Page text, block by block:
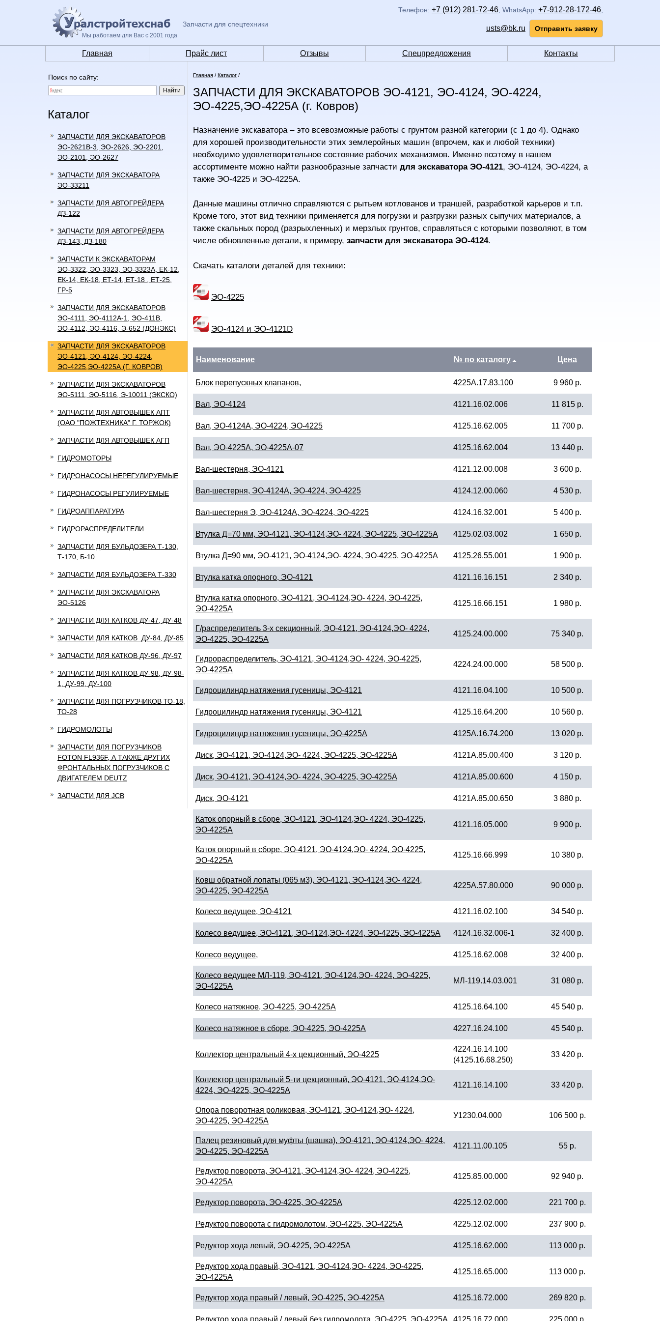
Мы работаем для Вас с 2001 года
Запчасти для спецтехники
Телефон: +7 (912) 281-72-46 WhatsApp: +7-912-28-172-46
usts@bk.ru Отправить заявку
Главная Прайс лист Отзывы Спецпредложения Контакты
Поиск по сайту:
Каталог
ЗАПЧАСТИ ДЛЯ ЭКСКАВАТОРОВ
ЭО-2621В-3, ЭО-2626, ЭО-2201,
ЭО-2101, ЭО-2627
ЗАПЧАСТИ ДЛЯ ЭКСКАВАТОРА
ЭО-33211
ЗАПЧАСТИ ДЛЯ АВТОГРЕЙДЕРА
ДЗ-122
ЗАПЧАСТИ ДЛЯ АВТОГРЕЙДЕРА
ДЗ-143, ДЗ-180
ЗАПЧАСТИ К ЭКСКАВАТОРАМ
ЭО-3322, ЭО-3323, ЭО-3323А, ЕК-12,
ЕК-14, ЕК-18, ЕТ-14, ЕТ-18 , ЕТ-25,
ГР-5
ЗАПЧАСТИ ДЛЯ ЭКСКАВАТОРОВ
ЭО-4111, ЭО-4112А-1, ЭО-411В,
ЭО-4112, ЭО-4116, Э-652 (ДОНЭКС)
ЗАПЧАСТИ ДЛЯ ЭКСКАВАТОРОВ
ЭО-4121, ЭО-4124, ЭО-4224,
ЭО-4225,ЭО-4225А (Г. КОВРОВ)
ЗАПЧАСТИ ДЛЯ ЭКСКАВАТОРОВ
ЭО-5111, ЭО-5116, Э-10011 (ЭКСКО)
ЗАПЧАСТИ ДЛЯ АВТОВЫШЕК АПТ
(ОАО "ПОЖТЕХНИКА" Г. ТОРЖОК)
ЗАПЧАСТИ ДЛЯ АВТОВЫШЕК АГП
ГИДРОМОТОРЫ
ГИДРОНАСОСЫ НЕРЕГУЛИРУЕМЫЕ
ГИДРОНАСОСЫ РЕГУЛИРУЕМЫЕ
ГИДРОАППАРАТУРА
ГИДРОРАСПРЕДЕЛИТЕЛИ
ЗАПЧАСТИ ДЛЯ БУЛЬДОЗЕРА Т-130,
Т-170, Б-10
ЗАПЧАСТИ ДЛЯ БУЛЬДОЗЕРА Т-330
ЗАПЧАСТИ ДЛЯ ЭКСКАВАТОРА
ЭО-5126
ЗАПЧАСТИ ДЛЯ КАТКОВ ДУ-47, ДУ-48
ЗАПЧАСТИ ДЛЯ КАТКОВ ДУ-84, ДУ-85
ЗАПЧАСТИ ДЛЯ КАТКОВ ДУ-96, ДУ-97
ЗАПЧАСТИ ДЛЯ КАТКОВ ДУ-98, ДУ-98-
1, ДУ-99, ДУ-100
ЗАПЧАСТИ ДЛЯ ПОГРУЗЧИКОВ ТО-18,
ТО-28
ГИДРОМОЛОТЫ
ЗАПЧАСТИ ДЛЯ ПОГРУЗЧИКОВ
FOTON FL936F, А ТАКЖЕ ДРУГИХ
ФРОНТАЛЬНЫХ ПОГРУЗЧИКОВ С
ДВИГАТЕЛЕМ DEUTZ
ЗАПЧАСТИ ДЛЯ JCB
Главная / Каталог /
ЗАПЧАСТИ ДЛЯ ЭКСКАВАТОРОВ ЭО-4121, ЭО-4124, ЭО-4224,
ЭО-4225,ЭО-4225А (г. Ковров)
Назначение экскаватора – это всевозможные работы с грунтом разной категории (с 1 до 4). Однако
для хорошей производительности этих землеройных машин (впрочем, как и любой техники)
необходимо удовлетворительное состояние рабочих механизмов. Именно поэтому в нашем
ассортименте можно найти разнообразные запчасти для экскаватора ЭО-4121, ЭО-4124, ЭО-4224, а
также ЭО-4225 и ЭО-4225А.
Данные машины отлично справляются с рытьем котлованов и траншей, разработкой карьеров и т.п.
Кроме того, этот вид техники применяется для погрузки и разгрузки разных сыпучих материалов, а
также скальных пород (разрыхленных) и мерзлых грунтов, справляться с которыми позволяют, в том
числе обновленные детали, к примеру, запчасти для экскаватора ЭО-4124.
Скачать каталоги деталей для техники:
ЭО-4225
ЭО-4124 и ЭО-4121D
Наименование № по каталогу Цена
Блок перепускных клапанов, 4225А.17.83.100 9 960 р.
Вал, ЭО-4124 4121.16.02.006 11 815 р.
Вал, ЭО-4124А, ЭО-4224, ЭО-4225 4125.16.62.005 11 700 р.
Вал, ЭО-4225А, ЭО-4225А-07 4125.16.62.004 13 440 р.
Вал-шестерня, ЭО-4121 4121.12.00.008 3 600 р.
Вал-шестерня, ЭО-4124А, ЭО-4224, ЭО-4225 4124.12.00.060 4 530 р.
Вал-шестерня Э, ЭО-4124А, ЭО-4224, ЭО-4225 4124.16.32.001 5 400 р.
Втулка Д=70 мм, ЭО-4121, ЭО-4124,ЭО- 4224, ЭО-4225, ЭО-4225А 4125.02.03.002 1 650 р.
Втулка Д=90 мм, ЭО-4121, ЭО-4124,ЭО- 4224, ЭО-4225, ЭО-4225А 4125.26.55.001 1 900 р.
Втулка катка опорного, ЭО-4121 4121.16.16.151 2 340 р.
Втулка катка опорного, ЭО-4121, ЭО-4124,ЭО- 4224, ЭО-4225,
ЭО-4225А
4125.16.66.151 1 980 р.
Г/распределитель 3-х секционный, ЭО-4121, ЭО-4124,ЭО- 4224,
ЭО-4225, ЭО-4225А
4125.24.00.000 75 340 р.
Гидрораспределитель, ЭО-4121, ЭО-4124,ЭО- 4224, ЭО-4225,
ЭО-4225А
4224.24.00.000 58 500 р.
Гидроцилиндр натяжения гусеницы, ЭО-4121 4121.16.04.100 10 500 р.
Гидроцилиндр натяжения гусеницы, ЭО-4121 4125.16.64.200 10 560 р.
Гидроцилиндр натяжения гусеницы, ЭО-4225А 4125А.16.74.200 13 020 р.
Диск, ЭО-4121, ЭО-4124,ЭО- 4224, ЭО-4225, ЭО-4225А 4121А.85.00.400 3 120 р.
Диск, ЭО-4121, ЭО-4124,ЭО- 4224, ЭО-4225, ЭО-4225А 4121А.85.00.600 4 150 р.
Диск, ЭО-4121 4121А.85.00.650 3 880 р.
Каток опорный в сборе, ЭО-4121, ЭО-4124,ЭО- 4224, ЭО-4225,
ЭО-4225А
4121.16.05.000 9 900 р.
Каток опорный в сборе, ЭО-4121, ЭО-4124,ЭО- 4224, ЭО-4225,
ЭО-4225А
4125.16.66.999 10 380 р.
Ковш обратной лопаты (065 м3), ЭО-4121, ЭО-4124,ЭО- 4224,
ЭО-4225, ЭО-4225А
4225А.57.80.000 90 000 р.
Колесо ведущее, ЭО-4121 4121.16.02.100 34 540 р.
Колесо ведущее, ЭО-4121, ЭО-4124,ЭО- 4224, ЭО-4225, ЭО-4225А 4124.16.32.006-1 32 400 р.
Колесо ведущее, 4125.16.62.008 32 400 р.
Колесо ведущее МЛ-119, ЭО-4121, ЭО-4124,ЭО- 4224, ЭО-4225,
ЭО-4225А
МЛ-119.14.03.001 31 080 р.
Колесо натяжное, ЭО-4225, ЭО-4225А 4125.16.64.100 45 540 р.
Колесо натяжное в сборе, ЭО-4225, ЭО-4225А 4227.16.24.100 45 540 р.
Коллектор центральный 4-х цекционный, ЭО-4225
4224.16.14.100
(4125.16.68.250)
33 420 р.
Коллектор центральный 5-ти цекционный, ЭО-4121, ЭО-4124,ЭО-
4224, ЭО-4225, ЭО-4225А
4121.16.14.100 33 420 р.
Опора поворотная роликовая, ЭО-4121, ЭО-4124,ЭО- 4224,
ЭО-4225, ЭО-4225А
У1230.04.000 106 500 р.
Палец резиновый для муфты (шашка), ЭО-4121, ЭО-4124,ЭО- 4224,
ЭО-4225, ЭО-4225А
4121.11.00.105 55 р.
Редуктор поворота, ЭО-4121, ЭО-4124,ЭО- 4224, ЭО-4225,
ЭО-4225А
4125.85.00.000 92 940 р.
Редуктор поворота, ЭО-4225, ЭО-4225А 4225.12.02.000 221 700 р.
Редуктор поворота с гидромолотом, ЭО-4225, ЭО-4225А 4225.12.02.000 237 900 р.
Редуктор хода левый, ЭО-4225, ЭО-4225А 4125.16.62.000 113 000 р.
Редуктор хода правый, ЭО-4121, ЭО-4124,ЭО- 4224, ЭО-4225,
ЭО-4225А
4125.16.65.000 113 000 р.
Редуктор хода правый / левый, ЭО-4225, ЭО-4225А 4125.16.72.000 269 820 р.
Редуктор хода правый / левый без гидромолота, ЭО-4225, ЭО-4225А 4125.16.72.000 225 000 р.